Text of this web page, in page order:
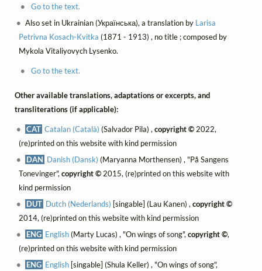
Go to the text.
Also set in Ukrainian (Українська), a translation by Larisa
Petrivna Kosach-Kvitka (1871 - 1913) , no title ; composed by
Mykola Vitaliyovych Lysenko.
Go to the text.
Other available translations, adaptations or excerpts, and
transliterations (if applicable):
CAT Catalan (Català) (Salvador Pila) ,copyright © 2022,
(re)printed on this website with kind permission
DAN Danish (Dansk) (Maryanna Morthensen) , "På Sangens
Tonevinger", copyright ©2015, (re)printed on this website with
kind permission
DUT Dutch (Nederlands) [singable] (Lau Kanen) ,copyright ©
2014, (re)printed on this website with kind permission
ENG English(Marty Lucas) , "On wings of song",copyright ©,
(re)printed on this website with kind permission
ENG English [singable] (Shula Keller) , "On wings of song",